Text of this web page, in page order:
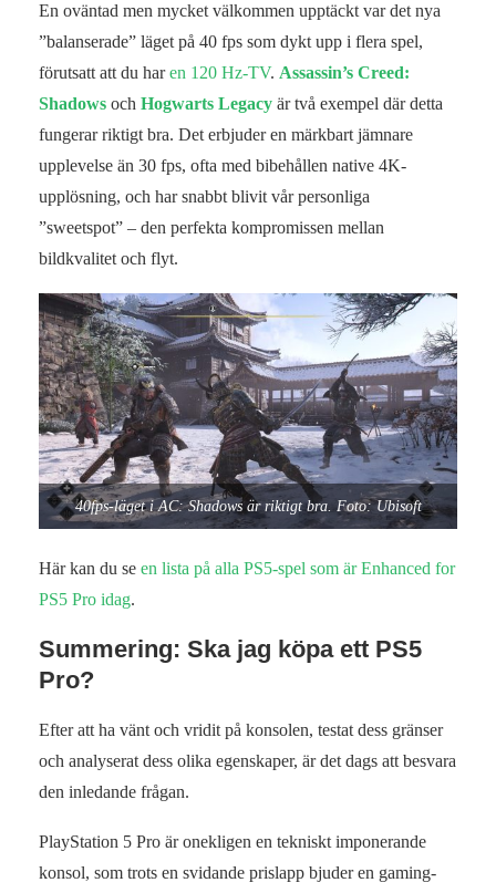
En oväntad men mycket välkommen upptäckt var det nya
”balanserade” läget på 40 fps som dykt upp i flera spel,
förutsatt att du haren 120 Hz-TV. Assassin’s Creed:
Shadows och Hogwarts Legacy är två exempel där detta
fungerar riktigt bra. Det erbjuder en märkbart jämnare
upplevelse än 30 fps, ofta med bibehållen native 4K-
upplösning, och har snabbt blivit vår personliga
”sweetspot” – den perfekta kompromissen mellan
bildkvalitet och flyt.
40fps-läget i AC: Shadows är riktigt bra. Foto: Ubisoft
Här kan du se en lista på alla PS5-spel som är Enhanced for
PS5 Pro idag.
Summering: Ska jag köpa ett PS5
Pro?
Efter att ha vänt och vridit på konsolen, testat dess gränser
och analyserat dess olika egenskaper, är det dags att besvara
den inledande frågan.
PlayStation 5 Pro är onekligen en tekniskt imponerande
konsol, som trots en svidande prislapp bjuder en gaming-